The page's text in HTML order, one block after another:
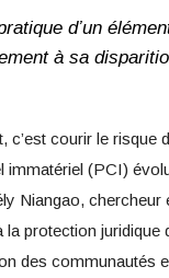
d’un
à sa
c’est courir le risque
immatériel (PCI)
Niangao, chercheur
la protection juridique
des communautés